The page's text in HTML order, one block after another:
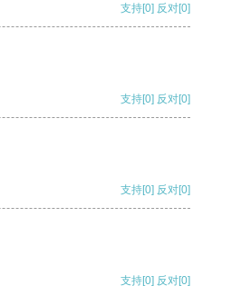
支持[0] 反对[0]
支持[0] 反对[0]
支持[0] 反对[0]
支持[0] 反对[0]